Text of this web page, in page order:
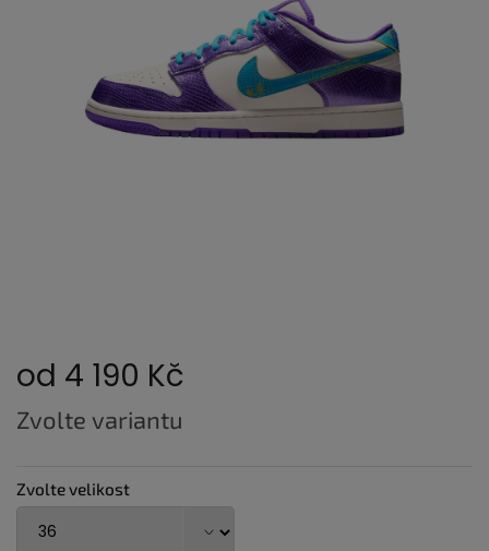
od 4 190 Kč
Měrná
cena:
Zvolte variantu
Zvolte velikost